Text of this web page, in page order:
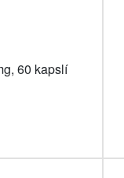
60 kapslí